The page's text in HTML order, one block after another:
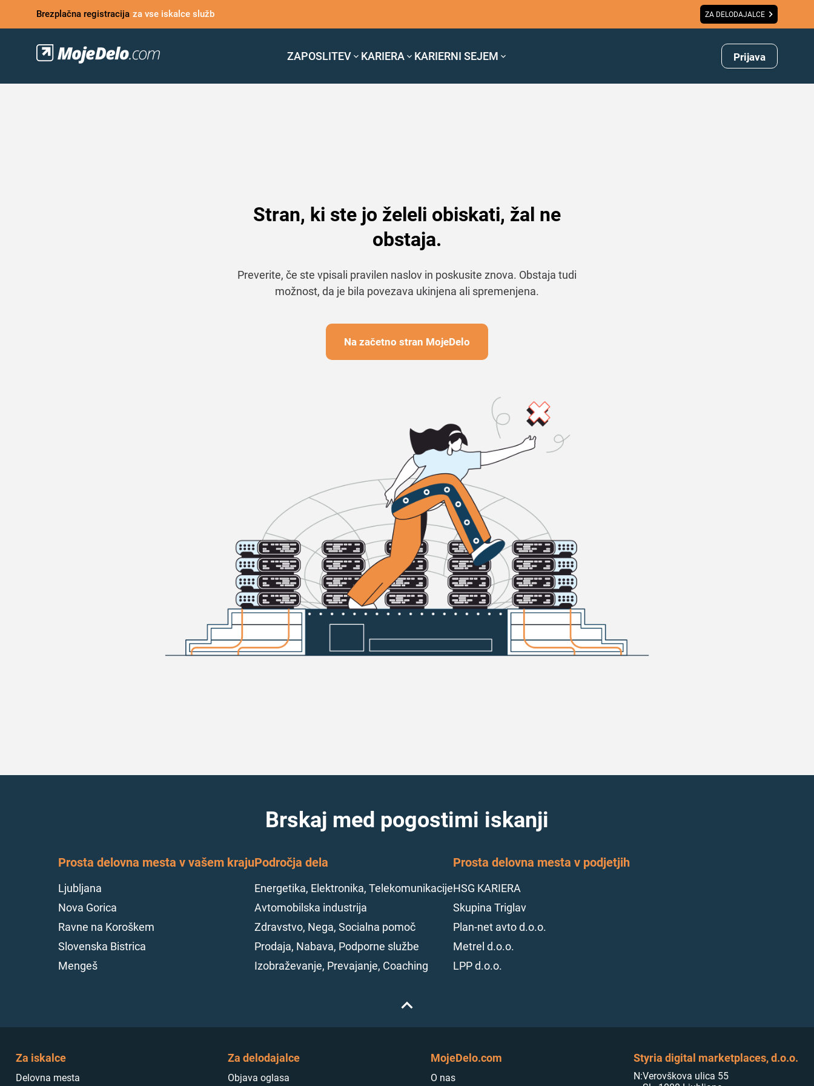
Brezplačna registracija za vse iskalce služb ZA DELODAJALCE
ZAPOSLITEV KARIERA KARIERNI SEJEM Prijava
Stran, ki ste jo želeli obiskati, žal ne
obstaja.
Preverite, če ste vpisali pravilen naslov in poskusite znova. Obstaja tudi
možnost, da je bila povezava ukinjena ali spremenjena.
Na začetno stran MojeDelo
Brskaj med pogostimi iskanji
Prosta delovna mesta v vašem kraju
Ljubljana
Nova Gorica
Ravne na Koroškem
Slovenska Bistrica
Mengeš
Področja dela
Energetika, Elektronika, Telekomunikacije
Avtomobilska industrija
Zdravstvo, Nega, Socialna pomoč
Prodaja, Nabava, Podporne službe
Izobraževanje, Prevajanje, Coaching
Prosta delovna mesta v podjetjih
HSG KARIERA
Skupina Triglav
Plan-net avto d.o.o.
Metrel d.o.o.
LPP d.o.o.
Za iskalce
Delovna mesta
Za delodajalce
Objava oglasa
MojeDelo.com
O nas
Styria digital marketplaces, d.o.o.
N:Verovškova ulica 55